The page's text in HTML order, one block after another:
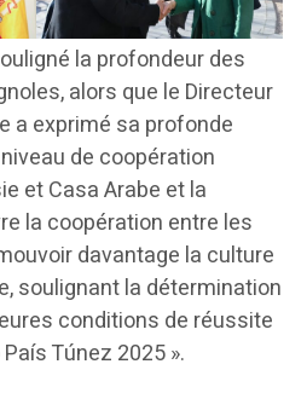
la profondeur des
alors que le Directeur
a exprimé sa profonde
de coopération
et Casa Arabe et la
la coopération entre les
davantage la culture
soulignant la détermination
conditions de réussite
Túnez 2025 ».